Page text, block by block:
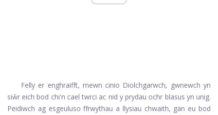
Felly er enghraifft, mewn cinio Diolchgarwch, gwnewch yn
siŵr eich bod chi'n cael twrci ac nid y prydau ochr blasus yn unig.
Peidiwch ag esgeuluso ffrwythau a llysiau chwaith, gan eu bod